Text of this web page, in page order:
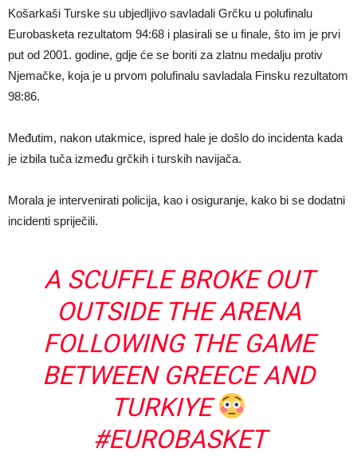
Košarkaši Turske su ubjedljivo savladali Grčku u polufinalu
Eurobasketa rezultatom 94:68 i plasirali se u finale, što im je prvi
put od 2001. godine, gdje će se boriti za zlatnu medalju protiv
Njemačke, koja je u prvom polufinalu savladala Finsku rezultatom
98:86.
Međutim, nakon utakmice, ispred hale je došlo do incidenta kada
je izbila tuča između grčkih i turskih navijača.
Morala je intervenirati policija, kao i osiguranje, kako bi se dodatni
incidenti spriječili.
A SCUFFLE BROKE OUT
OUTSIDE THE ARENA
FOLLOWING THE GAME
BETWEEN GREECE AND
TURKIYE
#EUROBASKET